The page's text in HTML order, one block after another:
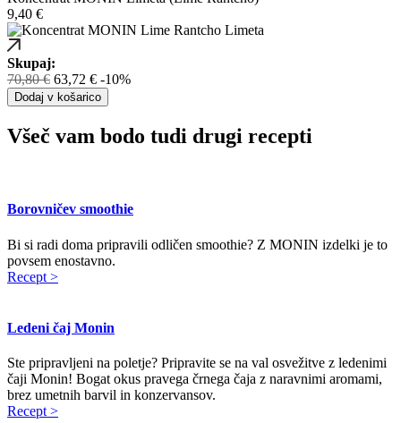
9,40 €
Skupaj:
70,80 € 63,72 € -10%
Dodaj v košarico
Všeč vam bodo tudi drugi recepti
Borovničev smoothie
Bi si radi doma pripravili odličen smoothie? Z MONIN izdelki je to
povsem enostavno.
Recept >
Ledeni čaj Monin
Ste pripravljeni na poletje? Pripravite se na val osvežitve z ledenimi
čaji Monin! Bogat okus pravega črnega čaja z naravnimi aromami,
brez umetnih barvil in konzervansov.
Recept >